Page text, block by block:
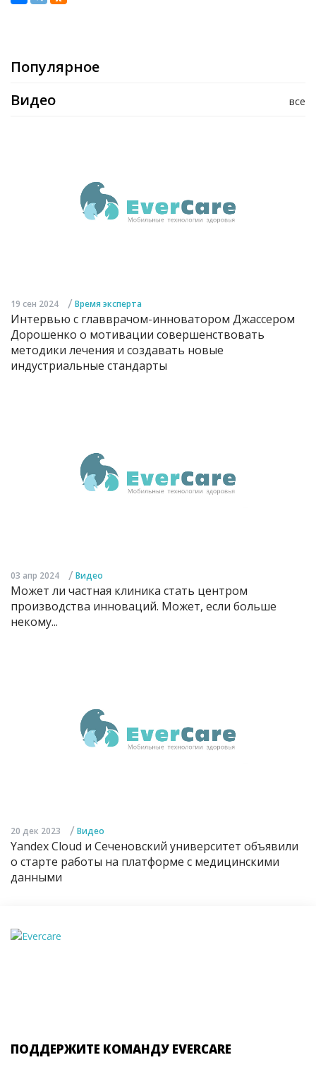
Популярное
все
Видео
19 сен 2024 / Время эксперта
Интервью с главврачом-инноватором Джассером
Дорошенко о мотивации совершенствовать
методики лечения и создавать новые
индустриальные стандарты
03 апр 2024 / Видео
Может ли частная клиника стать центром
производства инноваций. Может, если больше
некому...
20 дек 2023 / Видео
Yandex Cloud и Сеченовский университет объявили
о старте работы на платформе с медицинскими
данными
ПОДДЕРЖИТЕ КОМАНДУ EVERCARE